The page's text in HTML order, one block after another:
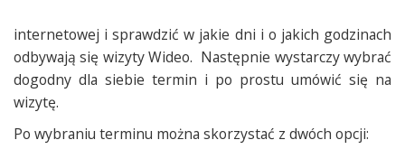
internetowej i sprawdzić w jakie dni i o jakich godzinach
odbywają się wizyty Wideo. Następnie wystarczy wybrać
dogodny dla siebie termin i po prostu umówić się na
wizytę.
Po wybraniu terminu można skorzystać z dwóch opcji: